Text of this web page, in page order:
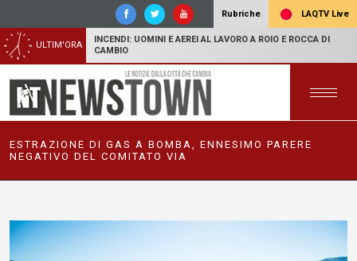
Rubriche LAQTV Live
ULTIM'ORA
INCENDI: UOMINI E AEREI AL LAVORO A ROIO E ROCCA DI
CAMBIO
ESTRAZIONE DI GAS A BOMBA, ENNESIMO PARERE
NEGATIVO DEL COMITATO VIA